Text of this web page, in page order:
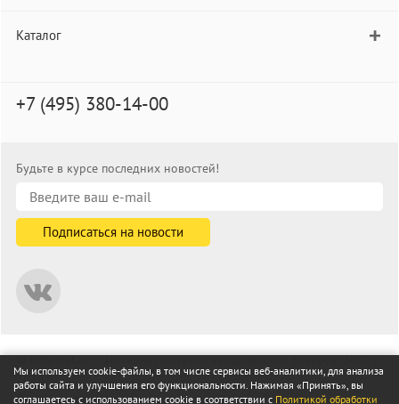
Каталог
+7 (495) 380-14-00
Будьте в курсе последних новостей!
© informat.ru — Интернет-магазин канцелярских товаров. 2001—
2026
Все права защищены
Мы используем cookie-файлы, в том числе сервисы веб-аналитики, для анализа
работы сайта и улучшения его функциональности. Нажимая «Принять», вы
соглашаетесь с использованием cookie в соответствии с Политикой обработки